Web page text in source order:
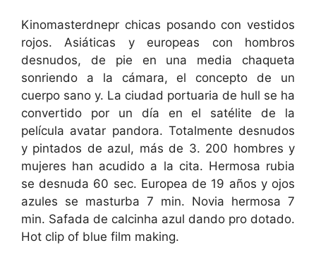
Kinomasterdnepr chicas posando con vestidos
rojos. Asiáticas y europeas con hombros
desnudos, de pie en una media chaqueta
sonriendo a la cámara, el concepto de un
cuerpo sano y. La ciudad portuaria de hull se ha
convertido por un día en el satélite de la
película avatar pandora. Totalmente desnudos
y pintados de azul, más de 3. 200 hombres y
mujeres han acudido a la cita. Hermosa rubia
se desnuda 60 sec. Europea de 19 años y ojos
azules se masturba 7 min. Novia hermosa 7
min. Safada de calcinha azul dando pro dotado.
Hot clip of blue film making.